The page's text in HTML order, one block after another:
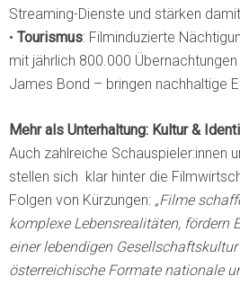
Streaming-Dienste und stärken
• Tourismus: Filminduzierte
mit jährlich 800.000
James Bond – bringen nachhaltige
Mehr als Unterhaltung: Kultur &
Auch zahlreiche Schauspieler:innen
stellen sich klar hinter die
Folgen von Kürzungen: „Filme
komplexe Lebensrealitäten, fördern
einer lebendigen
österreichische Formate nationale